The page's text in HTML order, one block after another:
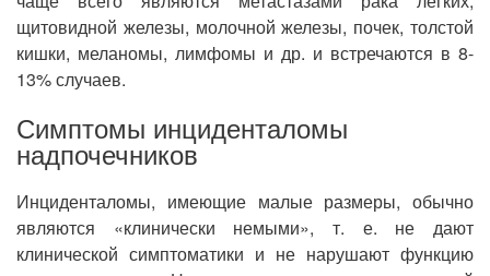
щитовидной железы, молочной железы, почек, толстой
кишки, меланомы, лимфомы и др. и встречаются в 8-
13% случаев.
Симптомы инциденталомы
надпочечников
Инциденталомы, имеющие малые размеры, обычно
являются «клинически немыми», т. е. не дают
клинической симптоматики и не нарушают функцию